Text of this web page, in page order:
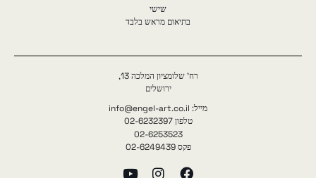
שישי
בתיאום מראש בלבד
רח' שלומציון המלכה 13,
ירושלים
מייל: info@engel-art.co.il
טלפון 02-6232397
02-6253523
פקס 02-6249439